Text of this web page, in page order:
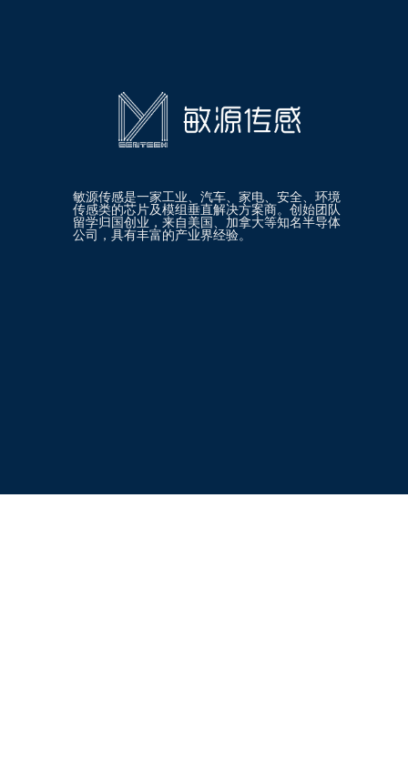
敏源传感是一家工业、汽车、家电、安全、环境
传感类的芯片及模组垂直解决方案商。创始团队
留学归国创业，来自美国、加拿大等知名半导体
公司，具有丰富的产业界经验。